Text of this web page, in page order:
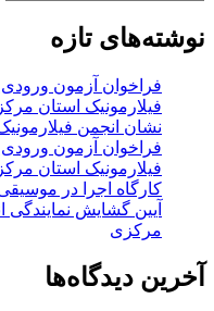
نوشته‌های تازه
فراخوان آزمون
فیلارمونیک استان
نشان انجمن
فراخوان آزمون
فیلارمونیک استان
کارگاه اجرا در
آیین گشایش نمایندگی
مرکزی
آخرین دیدگاه‌ها